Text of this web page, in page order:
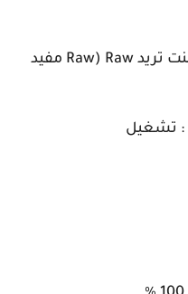
: تشغيل إذا كنت تريد Raw (Raw مفيد
: تشغيل